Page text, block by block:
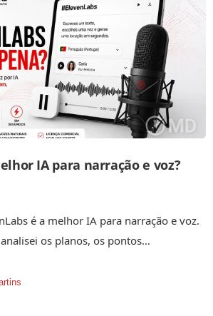
IA para narração e voz?
é a melhor IA para narração e voz.
os planos, os pontos…